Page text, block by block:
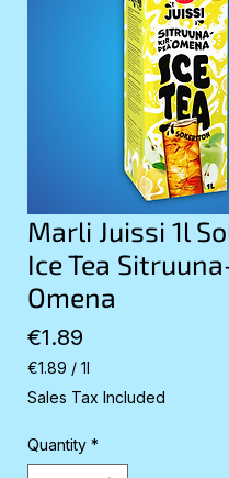
Marli Juissi 1l
Ice Tea
Omena
€1.89
€1.89 / 1l
€1.89
per
Liter
Sales Tax Included
Quantity *